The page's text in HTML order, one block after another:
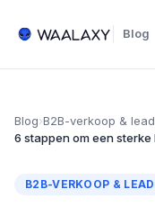
Blog
Blog›B2B-verkoop &
6 stappen om een
B2B-VERKOOP &